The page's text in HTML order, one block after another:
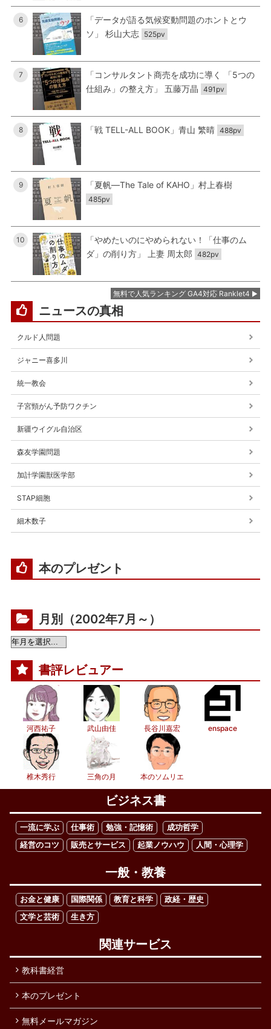
6
「データが語る気候変動問題のホントとウ
ソ」 杉山大志 525pv
7
「コンサルタント商売を成功に導く 「5つの
仕組み」の整え方」 五藤万晶 491pv
8 「戦 TELL-ALL BOOK」青山 繁晴 488pv
9 「夏帆―The Tale of KAHO」村上春樹
485pv
10
「やめたいのにやめられない！「仕事のム
ダ」の削り方」 上妻 周太郎 482pv
無料で人気ランキング GA4対応 Ranklet4
ニュースの真相
クルド人問題
ジャニー喜多川
統一教会
子宮頸がん予防ワクチン
新疆ウイグル自治区
森友学園問題
加計学園獣医学部
STAP細胞
細木数子
本のプレゼント
月別（2002年7月～）
書評レビュアー
河西祐子 武山由佳 長谷川嘉宏 enspace
椎木秀行 三角の月 本のソムリエ
ビジネス書
一流に学ぶ 仕事術 勉強・記憶術
成功哲学
経営のコツ
販売とサービス 起業ノウハウ 人間・心理学
一般・教養
お金と健康 国際関係 教育と科学
政経・歴史
文学と芸術
生き方
関連サービス
教科書経営
本のプレゼント
無料メールマガジン